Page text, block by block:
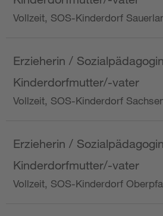
Vollzeit, SOS-Kinderdorf
Erzieherin /
Kinderdorfmutter/-vater
Vollzeit, SOS-Kinderdorf
Erzieherin /
Kinderdorfmutter/-vater
Vollzeit, SOS-Kinderdorf